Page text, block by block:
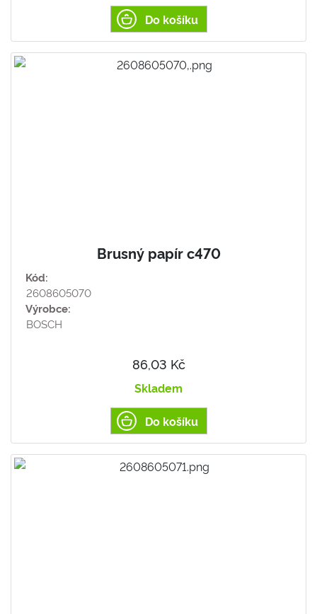
Do košíku
Brusný papír c470
Kód:
2608605070
Výrobce:
BOSCH
86,03 Kč
Skladem
Do košíku